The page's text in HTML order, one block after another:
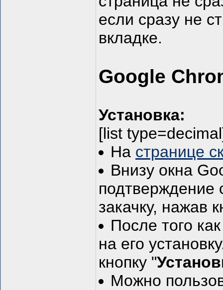
если сразу не
вкладке.
Google
Установка:
[list
На странице
Внизу окна
подтверждение
закачку, нажав
После того
на его
кнопку "
Можно